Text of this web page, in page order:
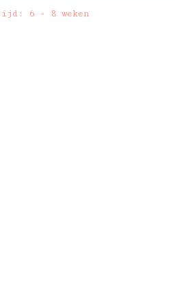
6 - 8 weken